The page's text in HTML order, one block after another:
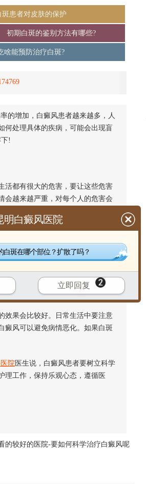
斑患者对皮肤的保护
初期白斑的鉴别方法有哪些?
啥能预防治疗白斑?
的增加，白癜风患者越来越多，人
何处理具体的疾病，可能会出现盲
!
都有很大的危害，要让这些危害
会越来越严重，对每个人的危害会
人的伤害都比较小。
选择，因为专业医院有专业的医
的人，互相鼓励，一起治疗。
果会比较好。日常生活中要注意
癜风可以避免病情恶化。如果白斑
院 医生说，白癜风患者要树立科学
理工作，保持乐观心态，遵循医
的较好的医院-要如何科学治疗白癜风呢
明白癜风医院
白斑在哪个部位？扩散了吗？
立即回复